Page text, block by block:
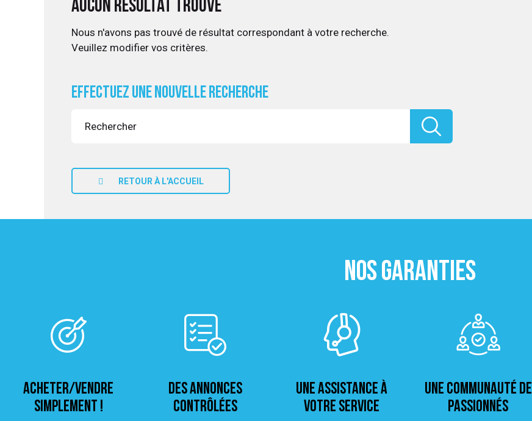
Aucun résultat trouvé
Nous n'avons pas trouvé de résultat correspondant à votre recherche.
Veuillez modifier vos critères.
Effectuez une nouvelle recherche
RETOUR À L'ACCUEIL
NOS GARANTIES
ACHETER/VENDRE
simplement !
Des annonces
contrôlées
Une assistance à
votre service
Une Communauté de
passionnés